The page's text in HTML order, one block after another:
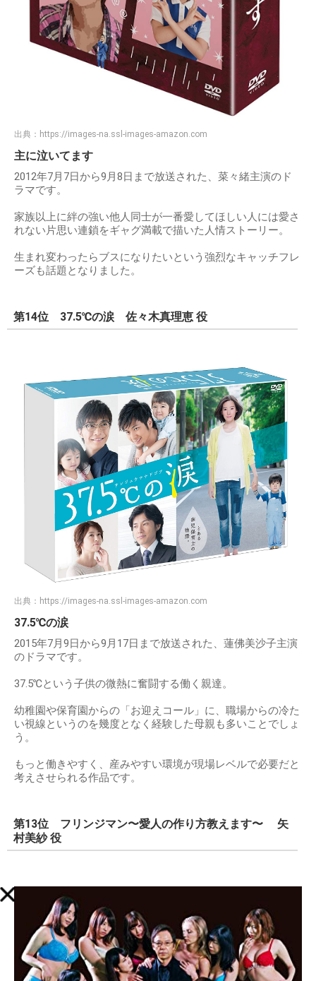
出典： https://images-na.ssl-images-amazon.com
主に泣いてます
2012年7月7日から9月8日まで放送された、菜々緒主演のド
ラマです。
家族以上に絆の強い他人同士が一番愛してほしい人には愛さ
れない片思い連鎖をギャグ満載で描いた人情ストーリー。
生まれ変わったらブスになりたいという強烈なキャッチフレ
ーズも話題となりました。
第14位 37.5℃の涙 佐々木真理恵 役
出典： https://images-na.ssl-images-amazon.com
37.5℃の涙
2015年7月9日から9月17日まで放送された、蓮佛美沙子主演
のドラマです。
37.5℃という子供の微熱に奮闘する働く親達。
幼稚園や保育園からの「お迎えコール」に、職場からの冷た
い視線というのを幾度となく経験した母親も多いことでしょ
う。
もっと働きやすく、産みやすい環境が現場レベルで必要だと
考えさせられる作品です。
第13位 フリンジマン〜愛人の作り方教えます〜 矢
村美紗 役